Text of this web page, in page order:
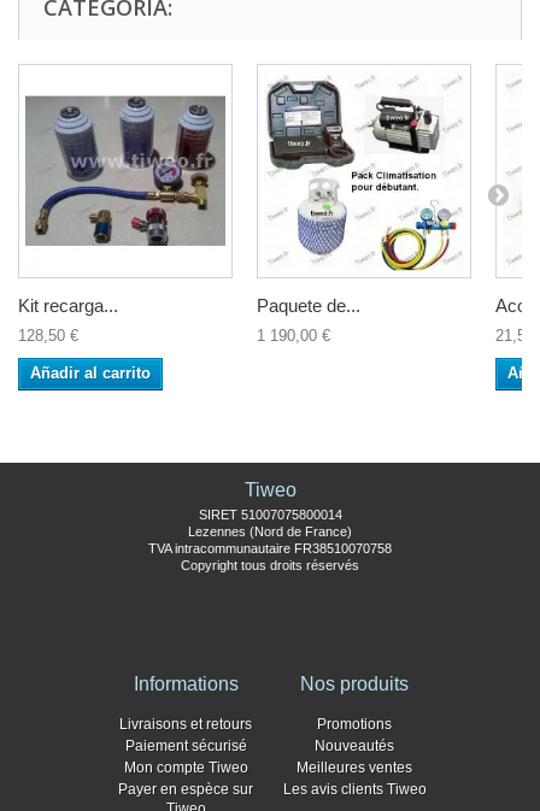
CATEGORÍA:
Kit recarga...
128,50 €
Añadir al carrito
Paquete de...
1 190,00 € 21,50
Tiweo
SIRET 51007075800014
Lezennes (Nord de France)
TVA intracommunautaire FR38510070758
Copyright tous droits réservés
Informations
Livraisons et retours
Paiement sécurisé
Mon compte Tiweo
Payer en espèce sur
Nos produits
Promotions
Nouveautés
Meilleures ventes
Les avis clients Tiweo